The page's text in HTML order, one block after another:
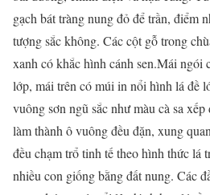
gạch bát tràng nung đỏ để trần, điểm
tượng sắc không. Các cột gỗ trong
xanh có khắc hình cánh sen.Mái ngói
lớp, mái trên có múi in nổi hình lá đề
vuông sơn ngũ sắc như màu cà sa
làm thành ô vuông đều đặn, xung
đều chạm trổ tinh tế theo hình thức lá
nhiều con giống bằng đất nung. Các